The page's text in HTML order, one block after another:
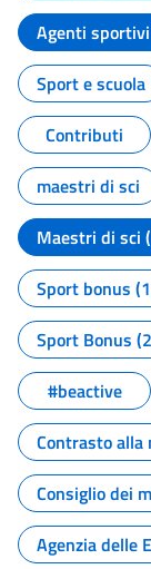
Agenti sportivi
Sport e scuola
Contributi
maestri di sci
Maestri di sci
Sport bonus
Sport Bonus
#beactive
Contrasto
Consiglio dei
Agenzia delle